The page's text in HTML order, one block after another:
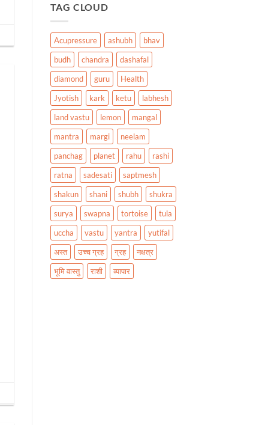
TAG CLOUD
Acupressure ashubh
bhav
budh
chandra
dashafal
diamond
guru
Health
Jyotish
kark ketu
labhesh
land vastu
lemon
mangal
mantra
margi
neelam
panchag
planet rahu
rashi
ratna
sadesati
saptmesh
shakun
shani shubh
shukra
surya
swapna tortoise
tula
uccha
vastu yantra
yutifal
अस्त
उच्च ग्रह ग्रह
नक्षत्र
भूमि वास्तु
राशी व्यापार